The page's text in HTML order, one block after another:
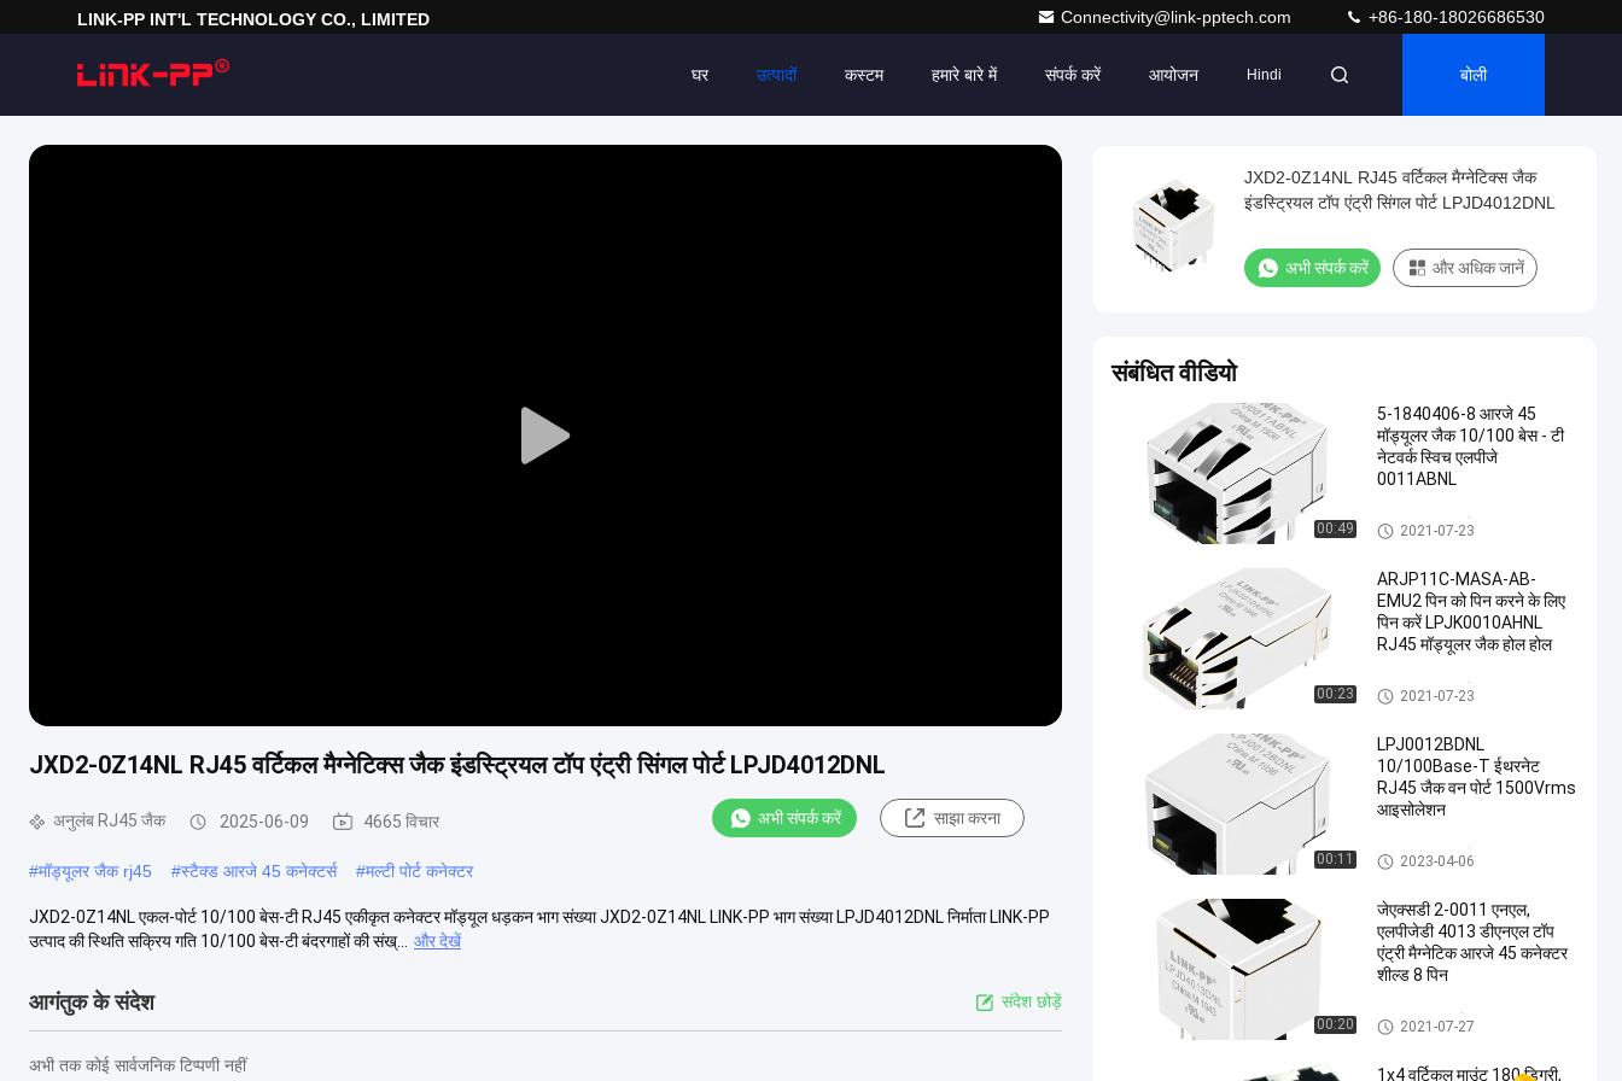
LINK-PP INT'L TECHNOLOGY CO., LIMITED Connectivity@link-pptech.com +86-180-18026686530
घर उत्पादों हमारे बारे में संपर्क करें आयोजन
कस्टम Hindi बोली
Play
JXD2-0Z14NL RJ45 वर्टिकल मैग्नेटिक्स जैक इंडस्ट्रियल टॉप एंट्री सिंगल पोर्ट LPJD4012DNL
अनुलंब RJ45 जैक 2025-06-09 4665 विचार अभी संपर्क करें साझा करना
#मॉड्यूलर जैक rj45 #स्टैक्ड आरजे 45 कनेक्टर्स #मल्टी पोर्ट कनेक्टर
JXD2-0Z14NL एकल-पोर्ट 10/100 बेस-टी RJ45 एकीकृत कनेक्टर मॉड्यूल धड़कन भाग संख्या JXD2-0Z14NL LINK-PP भाग संख्या LPJD4012DNL निर्माता LINK-PP
उत्पाद की स्थिति सक्रिय गति 10/100 बेस-टी बंदरगाहों की संख्...
और देखें
आगंतुक के संदेश संदेश छोड़ें
अभी तक कोई सार्वजनिक टिप्पणी नहीं
JXD2-0Z14NL RJ45 वर्टिकल मैग्नेटिक्स जैक
इंडस्ट्रियल टॉप एंट्री सिंगल पोर्ट LPJD4012DNL
अभी संपर्क करें और अधिक जानें
संबंधित वीडियो
00:49
5-1840406-8 आरजे 45
मॉड्यूलर जैक 10/100 बेस - टी
नेटवर्क स्विच एलपीजे
0011ABNL
RJ45 मॉड्यूलर जैक
2021-07-23
00:23
ARJP11C-MASA-AB-
EMU2 पिन को पिन करने के लिए
पिन करें LPJK0010AHNL
RJ45 मॉड्यूलर जैक होल होल
RJ45 मॉड्यूलर जैक
2021-07-23
00:11
LPJ0012BDNL
10/100Base-T ईथरनेट
RJ45 जैक वन पोर्ट 1500Vrms
आइसोलेशन
RJ45 मॉड्यूलर जैक
2023-04-06
00:20
जेएक्सडी 2-0011 एनएल,
एलपीजेडी 4013 डीएनएल टॉप
एंट्री मैग्नेटिक आरजे 45 कनेक्टर
शील्ड 8 पिन
अनुलंब RJ45 जैक
2021-07-27
1x4 वर्टिकल माउंट 180 डिग्री,